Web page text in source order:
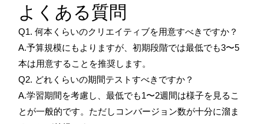
よくある質問
Q1. 何本くらいのクリエイティブを用意すべきですか？
A.予算規模にもよりますが、初期段階では最低でも3〜5
本は用意することを推奨します。
Q2. どれくらいの期間テストすべきですか？
A.学習期間を考慮し、最低でも1〜2週間は様子を見るこ
とが一般的です。ただしコンバージョン数が十分に溜ま